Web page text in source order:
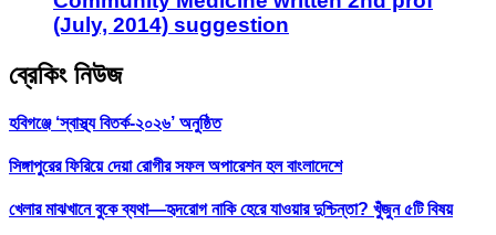
(July, 2014) suggestion
ব্রেকিং নিউজ
হবিগঞ্জে ‘স্বাস্থ্য বিতর্ক-২০২৬’ অনুষ্ঠিত
সিঙ্গাপুরের ফিরিয়ে দেয়া রোগীর সফল অপারেশন হল বাংলাদেশে
খেলার মাঝখানে বুকে ব্যথা—হৃদরোগ নাকি হেরে যাওয়ার দুশ্চিন্তা? খুঁজুন ৫টি বিষয়